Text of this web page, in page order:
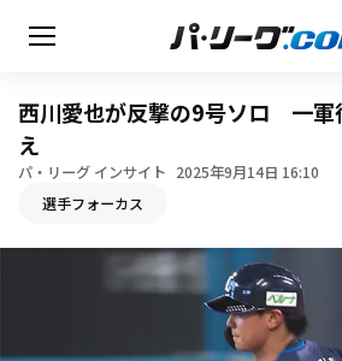
西川愛也が反撃の9号ソロ 一軍
え
パ・リーグ インサイト 2025年9月14日 16:10
選手フォーカス